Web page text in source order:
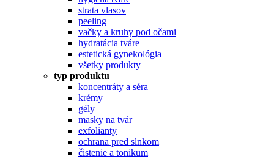
strata vlasov
peeling
vačky a kruhy pod očami
hydratácia tváre
estetická gynekológia
všetky produkty
typ produktu
koncentráty a séra
krémy
gély
masky na tvár
exfolianty
ochrana pred slnkom
čistenie a tonikum